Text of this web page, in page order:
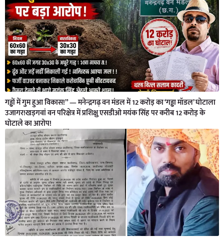
गड्ढों में गुम हुआ विकास!” — मनेन्द्रगढ़ वन मंडल में 12 करोड़ का ‘गड्ढा मॉडल’ घोटाला
उजागर!खड़गवां वन परिक्षेत्र में प्रशिक्षु एसडीओ मयंक सिंह पर करीब 12 करोड़ के
घोटाले का आरोप!